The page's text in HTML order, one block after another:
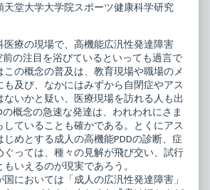
天堂大学大学院スポーツ健康科学研究
医療の現場で、高機能広汎性発達障害
前の注目を浴びているといっても過言で
この概念の普及は、教育現場や職場のメ
も及び、なかにはみずから自閉症やアス
いかと疑い、医療現場を訪れる人も出
の概念の急速な発達は、われわれにさま
していることも確かである。とくにアス
めとする成人の高機能PDDの診断、症
ぐっては、種々の見解が飛び交い、試行
いえるのが現実であろう。
においては「成人の広汎性発達障害」